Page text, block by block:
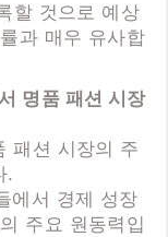
할 것으로 예상
과 매우 유사합
명품 패션 시장
패션 시장의 주
.
에서 경제 성장
주요 원동력입